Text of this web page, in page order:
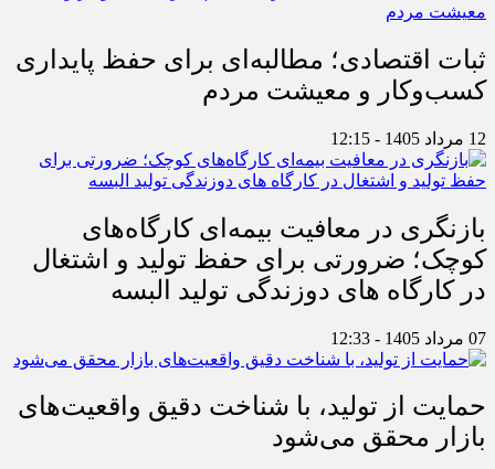
ثبات اقتصادی؛ مطالبه‌ای برای حفظ پایداری
کسب‌وکار و معیشت مردم
12 مرداد 1405 - 12:15
بازنگری در معافیت بیمه‌ای کارگاه‌های
کوچک؛ ضرورتی برای حفظ تولید و اشتغال
در کارگاه های دوزندگی تولید البسه
07 مرداد 1405 - 12:33
حمایت از تولید، با شناخت دقیق واقعیت‌های
بازار محقق می‌شود